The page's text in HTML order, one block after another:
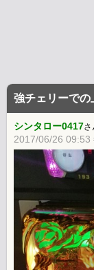
強チェリーでの
シンタロー0417さ
2017/06/26 09:53